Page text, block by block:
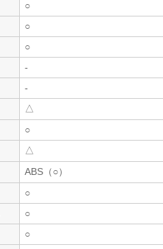
○
○
○
-
-
△
○
△
ABS（○）
○
○
○